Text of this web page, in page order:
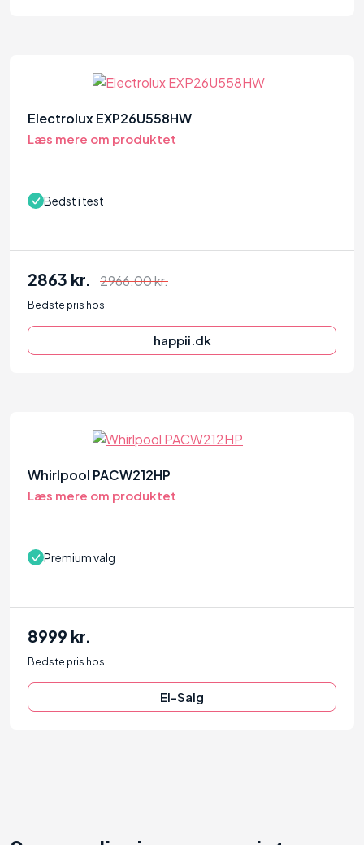
Electrolux EXP26U558HW
Læs mere om produktet
Bedst i test
2863 kr. 2966.00 kr.
Bedste pris hos:
happii.dk
Whirlpool PACW212HP
Læs mere om produktet
Premium valg
8999 kr.
Bedste pris hos:
El-Salg